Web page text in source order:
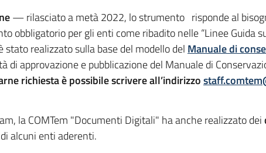
— rilasciato a metà 2022, lo strumento risponde al
obbligatorio per gli enti come ribadito nelle “Linee Guida
realizzato sulla base del modello del Manuale di
approvazione e pubblicazione del Manuale di
richiesta è possibile scrivere all’indirizzo
la COMTem "Documenti Digitali" ha anche realizzato dei
alcuni enti aderenti.